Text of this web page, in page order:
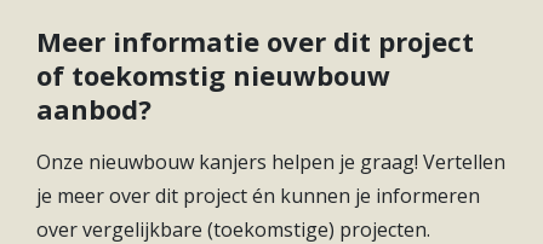
Meer informatie over dit project
of toekomstig nieuwbouw
aanbod?
Onze nieuwbouw kanjers helpen je graag! Vertellen
je meer over dit project én kunnen je informeren
over vergelijkbare (toekomstige) projecten.